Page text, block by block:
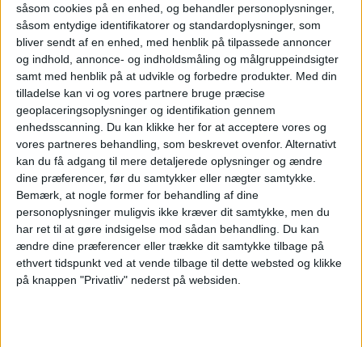
såsom cookies på en enhed, og behandler personoplysninger,
såsom entydige identifikatorer og standardoplysninger, som
bliver sendt af en enhed, med henblik på tilpassede annoncer
og indhold, annonce- og indholdsmåling og målgruppeindsigter
samt med henblik på at udvikle og forbedre produkter. Med din
tilladelse kan vi og vores partnere bruge præcise
geoplaceringsoplysninger og identifikation gennem
enhedsscanning. Du kan klikke her for at acceptere vores og
vores partneres behandling, som beskrevet ovenfor. Alternativt
kan du få adgang til mere detaljerede oplysninger og ændre
dine præferencer, før du samtykker eller nægter samtykke.
Bemærk, at nogle former for behandling af dine
personoplysninger muligvis ikke kræver dit samtykke, men du
har ret til at gøre indsigelse mod sådan behandling.
Du kan
ændre dine præferencer eller trække dit samtykke tilbage på
ethvert tidspunkt ved at vende tilbage til dette websted og klikke
på knappen "Privatliv" nederst på websiden.
konkurrenten Delta Air Lines, som for nylig
bekræftede sin prognose for hele året efter at
have set lignende positive signaler på
efterspørgselssiden.
NYHEDER FLY
ANNONCE